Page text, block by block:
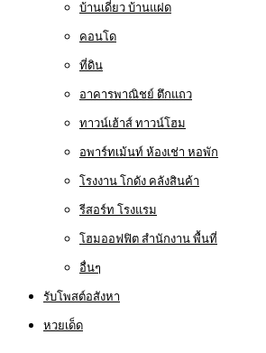
บ้านเดี่ยว บ้านแฝด
คอนโด
ที่ดิน
อาคารพาณิชย์ ตึกแถว
ทาวน์เฮ้าส์ ทาวน์โฮม
อพาร์ทเม้นท์ ห้องเช่า หอพัก
โรงงาน โกดัง คลังสินค้า
รีสอร์ท โรงแรม
โฮมออฟฟิต สำนักงาน พื้นที่
อื่นๆ
รับโพสต์อสังหา
หวยเด็ด